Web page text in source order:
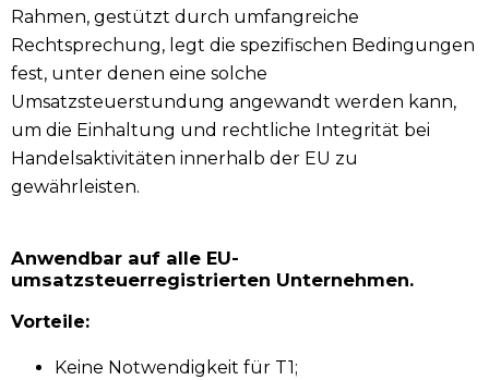
Rahmen, gestützt durch umfangreiche
Rechtsprechung, legt die spezifischen Bedingungen
fest, unter denen eine solche
Umsatzsteuerstundung angewandt werden kann,
um die Einhaltung und rechtliche Integrität bei
Handelsaktivitäten innerhalb der EU zu
gewährleisten.
Anwendbar auf alle EU-
umsatzsteuerregistrierten Unternehmen.
Vorteile:
Keine Notwendigkeit für T1;